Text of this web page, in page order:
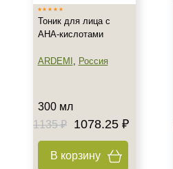
Россия
Показать еще
Класс косметики
Тоник для лица с
АНА-кислотами
ARDEMI , Россия
300 мл
1135 ₽
1078.25 ₽
В корзину